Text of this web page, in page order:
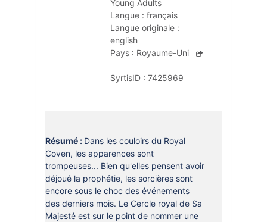
CRÉATHÈQUE
JOUER EN BIBLIOTHÈQUES
MAO - MUSIQUE ASSISTÉE PAR
POUR LES PROS
TOUS LES SERVICES
PROLONGER - RÉSERVER
EN CAS DE RETARD
MON COMPTE LECTEUR
Young Adults
Langue : français
Langue originale :
english
Pays : Royaume-Uni
SyrtisID : 7425969
Résumé : Dans les couloirs du Royal
Coven, les apparences sont
trompeuses... Bien qu'elles pensent avoir
déjoué la prophétie, les sorcières sont
encore sous le choc des événements
des derniers mois. Le Cercle royal de Sa
Majesté est sur le point de nommer une